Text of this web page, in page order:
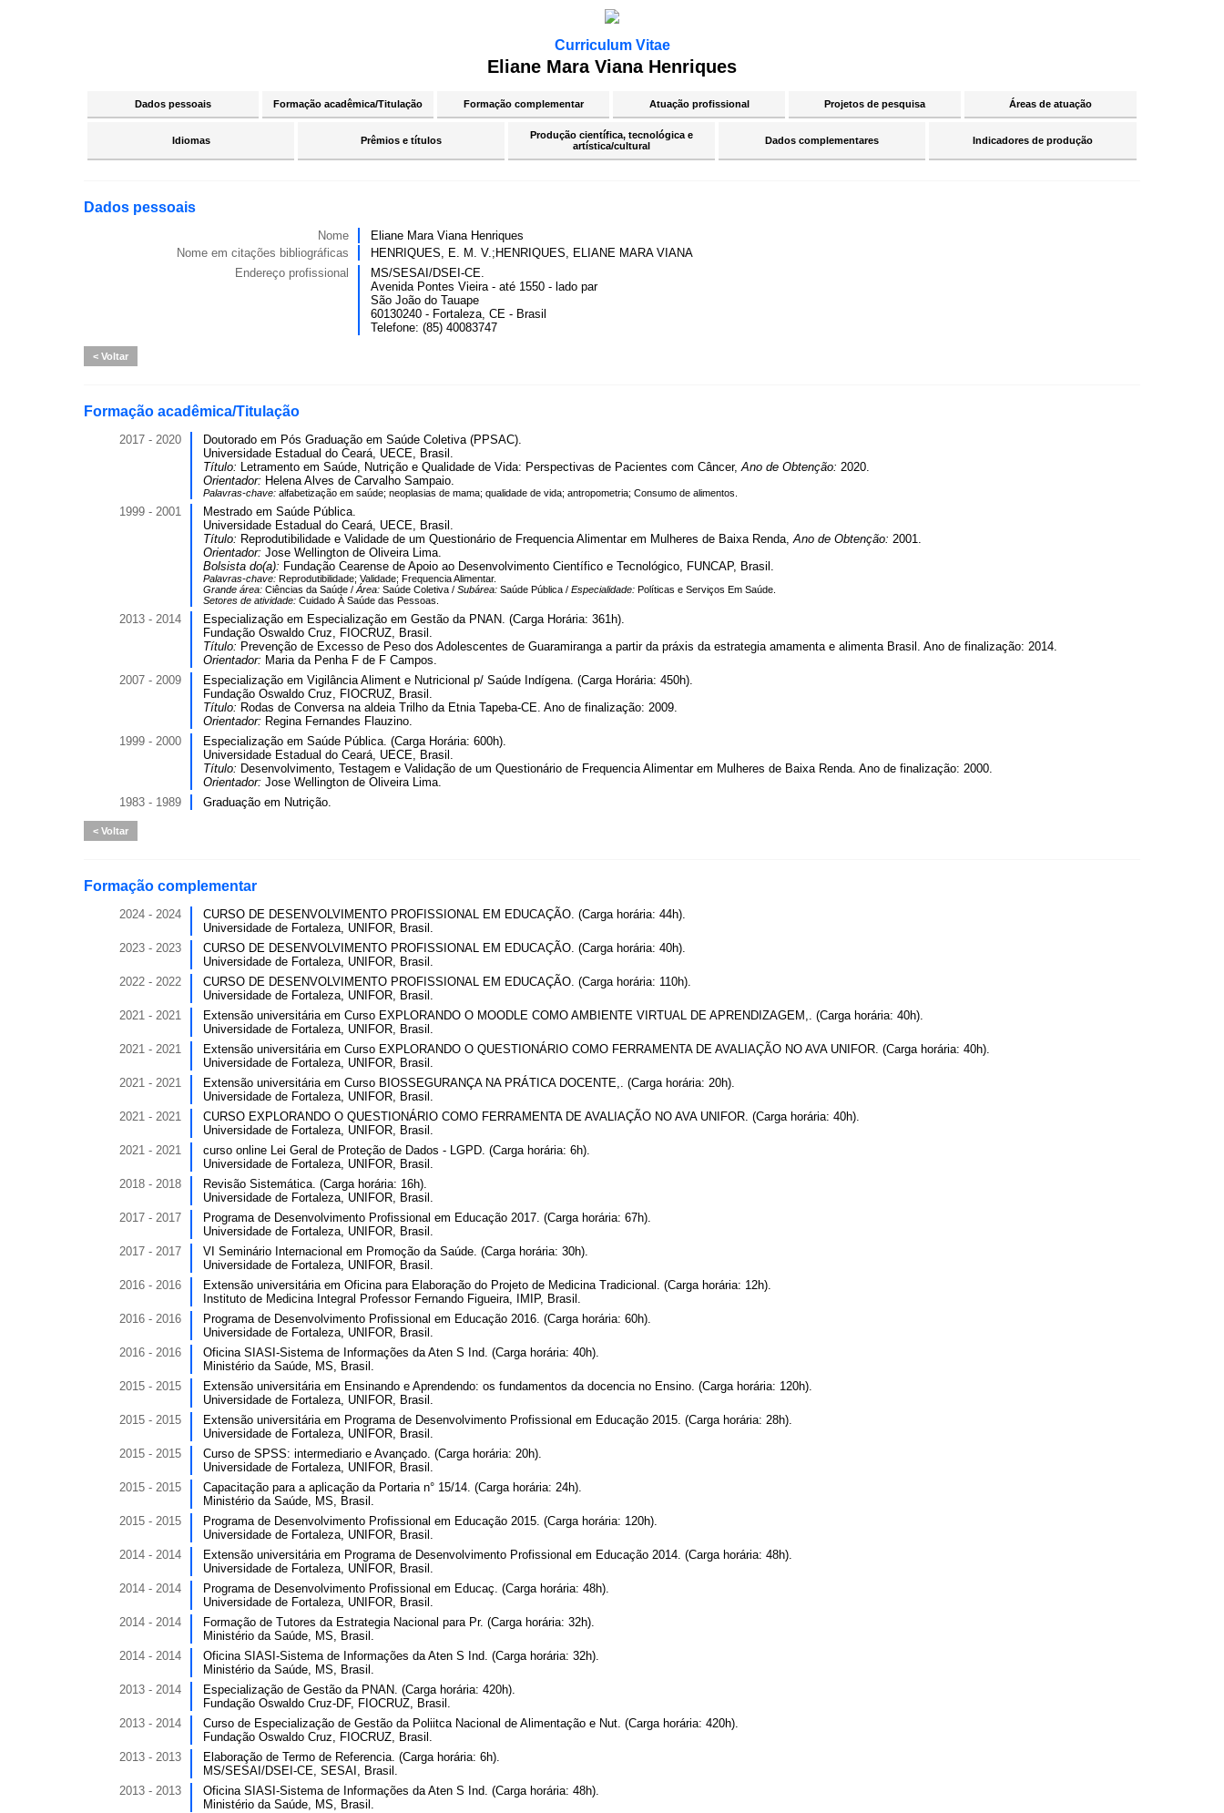
Curriculum Vitae
Eliane Mara Viana Henriques
Dados pessoais Formação acadêmica/Titulação Formação complementar Atuação profissional Projetos de pesquisa Áreas de atuação
Idiomas Prêmios e títulos
Produção científica, tecnológica e
artística/cultural
Dados complementares Indicadores de produção
Dados pessoais
Nome
Eliane Mara Viana Henriques
Nome em citações bibliográficas
HENRIQUES, E. M. V.;HENRIQUES, ELIANE MARA VIANA
Endereço profissional
MS/SESAI/DSEI-CE.
Avenida Pontes Vieira - até 1550 - lado par
São João do Tauape
60130240 - Fortaleza, CE - Brasil
Telefone: (85) 40083747
Voltar
Formação acadêmica/Titulação
2017 - 2020
Doutorado em Pós Graduação em Saúde Coletiva (PPSAC).
Universidade Estadual do Ceará, UECE, Brasil.
Título: Letramento em Saúde, Nutrição e Qualidade de Vida: Perspectivas de Pacientes com Câncer,Ano de Obtenção: 2020.
Orientador: Helena Alves de Carvalho Sampaio.
Palavras-chave: alfabetização em saúde; neoplasias de mama; qualidade de vida; antropometria; Consumo de alimentos.
1999 - 2001
Mestrado em Saúde Pública.
Universidade Estadual do Ceará, UECE, Brasil.
Título: Reprodutibilidade e Validade de um Questionário de Frequencia Alimentar em Mulheres de Baixa Renda,Ano de Obtenção: 2001.
Orientador: Jose Wellington de Oliveira Lima.
Bolsista do(a): Fundação Cearense de Apoio ao Desenvolvimento Científico e Tecnológico, FUNCAP, Brasil.
Palavras-chave: Reprodutibilidade; Validade; Frequencia Alimentar.
Grande área: Ciências da Saúde / Área: Saúde Coletiva / Subárea: Saúde Pública / Especialidade: Políticas e Serviços Em Saúde.
Setores de atividade: Cuidado À Saúde das Pessoas.
2013 - 2014
Especialização em Especialização em Gestão da PNAN. (Carga Horária: 361h).
Fundação Oswaldo Cruz, FIOCRUZ, Brasil.
Título: Prevenção de Excesso de Peso dos Adolescentes de Guaramiranga a partir da práxis da estrategia amamenta e alimenta Brasil. Ano de finalização: 2014.
Orientador: Maria da Penha F de F Campos.
2007 - 2009
Especialização em Vigilância Aliment e Nutricional p/ Saúde Indígena. (Carga Horária: 450h).
Fundação Oswaldo Cruz, FIOCRUZ, Brasil.
Título: Rodas de Conversa na aldeia Trilho da Etnia Tapeba-CE. Ano de finalização: 2009.
Orientador: Regina Fernandes Flauzino.
1999 - 2000
Especialização em Saúde Pública. (Carga Horária: 600h).
Universidade Estadual do Ceará, UECE, Brasil.
Título: Desenvolvimento, Testagem e Validação de um Questionário de Frequencia Alimentar em Mulheres de Baixa Renda. Ano de finalização: 2000.
Orientador: Jose Wellington de Oliveira Lima.
1983 - 1989
Graduação em Nutrição.
Voltar
Formação complementar
2024 - 2024
CURSO DE DESENVOLVIMENTO PROFISSIONAL EM EDUCAÇÃO. (Carga horária: 44h).
Universidade de Fortaleza, UNIFOR, Brasil.
2023 - 2023
CURSO DE DESENVOLVIMENTO PROFISSIONAL EM EDUCAÇÃO. (Carga horária: 40h).
Universidade de Fortaleza, UNIFOR, Brasil.
2022 - 2022
CURSO DE DESENVOLVIMENTO PROFISSIONAL EM EDUCAÇÃO. (Carga horária: 110h).
Universidade de Fortaleza, UNIFOR, Brasil.
2021 - 2021
Extensão universitária em Curso EXPLORANDO O MOODLE COMO AMBIENTE VIRTUAL DE APRENDIZAGEM,. (Carga horária: 40h).
Universidade de Fortaleza, UNIFOR, Brasil.
2021 - 2021
Extensão universitária em Curso EXPLORANDO O QUESTIONÁRIO COMO FERRAMENTA DE AVALIAÇÃO NO AVA UNIFOR. (Carga horária: 40h).
Universidade de Fortaleza, UNIFOR, Brasil.
2021 - 2021
Extensão universitária em Curso BIOSSEGURANÇA NA PRÁTICA DOCENTE,. (Carga horária: 20h).
Universidade de Fortaleza, UNIFOR, Brasil.
2021 - 2021
CURSO EXPLORANDO O QUESTIONÁRIO COMO FERRAMENTA DE AVALIAÇÃO NO AVA UNIFOR. (Carga horária: 40h).
Universidade de Fortaleza, UNIFOR, Brasil.
2021 - 2021
curso online Lei Geral de Proteção de Dados - LGPD. (Carga horária: 6h).
Universidade de Fortaleza, UNIFOR, Brasil.
2018 - 2018
Revisão Sistemática. (Carga horária: 16h).
Universidade de Fortaleza, UNIFOR, Brasil.
2017 - 2017
Programa de Desenvolvimento Profissional em Educação 2017. (Carga horária: 67h).
Universidade de Fortaleza, UNIFOR, Brasil.
2017 - 2017
VI Seminário Internacional em Promoção da Saúde. (Carga horária: 30h).
Universidade de Fortaleza, UNIFOR, Brasil.
2016 - 2016
Extensão universitária em Oficina para Elaboração do Projeto de Medicina Tradicional. (Carga horária: 12h).
Instituto de Medicina Integral Professor Fernando Figueira, IMIP, Brasil.
2016 - 2016
Programa de Desenvolvimento Profissional em Educação 2016. (Carga horária: 60h).
Universidade de Fortaleza, UNIFOR, Brasil.
2016 - 2016
Oficina SIASI-Sistema de Informações da Aten S Ind. (Carga horária: 40h).
Ministério da Saúde, MS, Brasil.
2015 - 2015
Extensão universitária em Ensinando e Aprendendo: os fundamentos da docencia no Ensino. (Carga horária: 120h).
Universidade de Fortaleza, UNIFOR, Brasil.
2015 - 2015
Extensão universitária em Programa de Desenvolvimento Profissional em Educação 2015. (Carga horária: 28h).
Universidade de Fortaleza, UNIFOR, Brasil.
2015 - 2015
Curso de SPSS: intermediario e Avançado. (Carga horária: 20h).
Universidade de Fortaleza, UNIFOR, Brasil.
2015 - 2015
Capacitação para a aplicação da Portaria n° 15/14. (Carga horária: 24h).
Ministério da Saúde, MS, Brasil.
2015 - 2015
Programa de Desenvolvimento Profissional em Educação 2015. (Carga horária: 120h).
Universidade de Fortaleza, UNIFOR, Brasil.
2014 - 2014
Extensão universitária em Programa de Desenvolvimento Profissional em Educação 2014. (Carga horária: 48h).
Universidade de Fortaleza, UNIFOR, Brasil.
2014 - 2014
Programa de Desenvolvimento Profissional em Educaç. (Carga horária: 48h).
Universidade de Fortaleza, UNIFOR, Brasil.
2014 - 2014
Formação de Tutores da Estrategia Nacional para Pr. (Carga horária: 32h).
Ministério da Saúde, MS, Brasil.
2014 - 2014
Oficina SIASI-Sistema de Informações da Aten S Ind. (Carga horária: 32h).
Ministério da Saúde, MS, Brasil.
2013 - 2014
Especialização de Gestão da PNAN. (Carga horária: 420h).
Fundação Oswaldo Cruz-DF, FIOCRUZ, Brasil.
2013 - 2014
Curso de Especialização de Gestão da Poliitca Nacional de Alimentação e Nut. (Carga horária: 420h).
Fundação Oswaldo Cruz, FIOCRUZ, Brasil.
2013 - 2013
Elaboração de Termo de Referencia. (Carga horária: 6h).
MS/SESAI/DSEI-CE, SESAI, Brasil.
2013 - 2013
Oficina SIASI-Sistema de Informações da Aten S Ind. (Carga horária: 48h).
Ministério da Saúde, MS, Brasil.